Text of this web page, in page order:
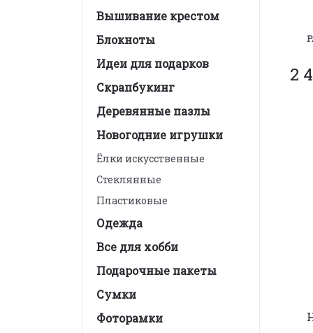
Вышивание крестом
Блокноты
Идеи для подарков
Скрапбукинг
Деревянные пазлы
Новогодние игрушки
Ёлки искусственные
Стеклянные
Пластиковые
Одежда
Все для хобби
Подарочные пакеты
Сумки
Фоторамки
2